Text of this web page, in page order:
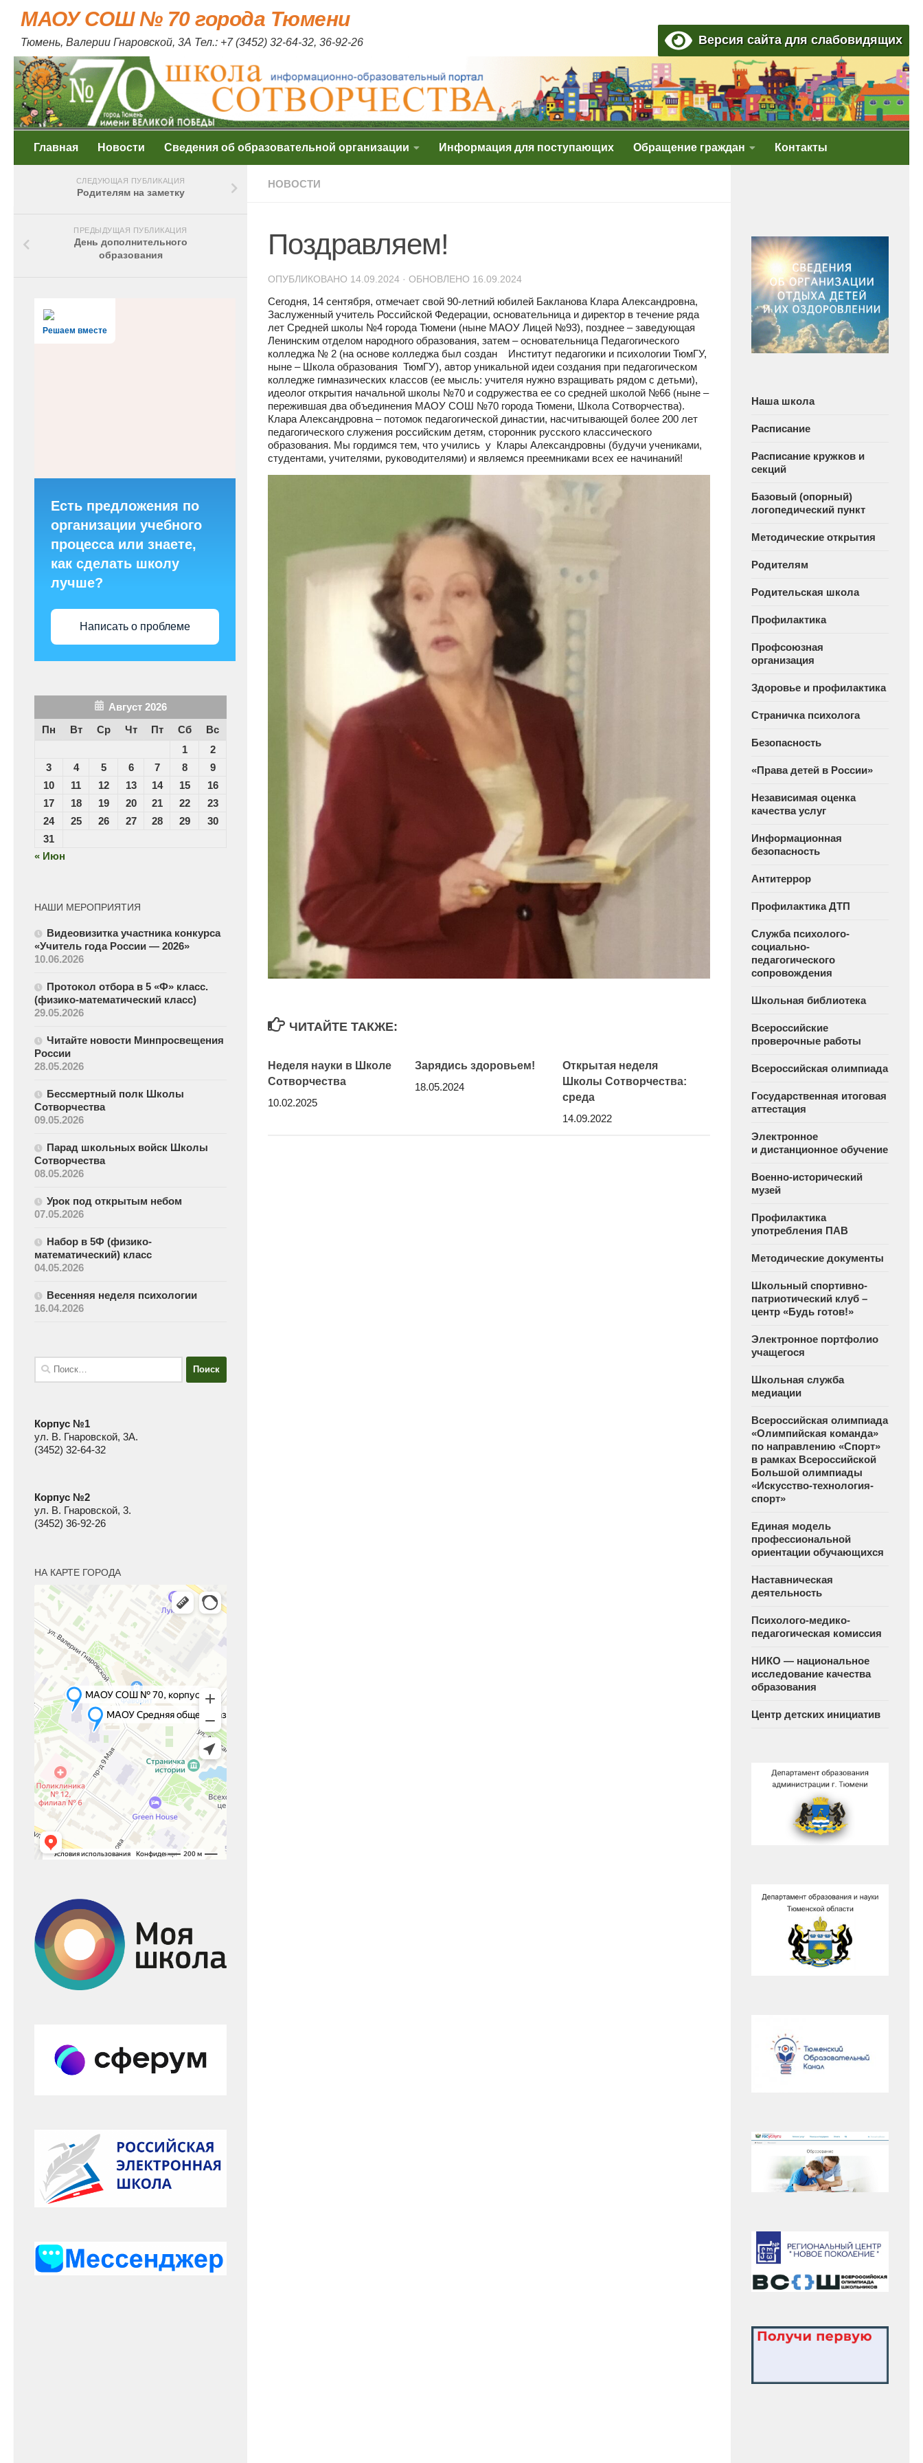
Skip to content
МАОУ СОШ № 70 города Тюмени
Тюмень, Валерии Гнаровской, 3А Тел.: +7 (3452) 32-64-32, 36-92-26 Версия сайта для слабовидящих
Главная Новости Сведения об образовательной организации Информация для поступающих Обращение граждан Контакты
НОВОСТИ
Поздравляем!
ОПУБЛИКОВАНО 14.09.2024 · ОБНОВЛЕНО 16.09.2024
Сегодня, 14 сентября, отмечает свой 90-летний юбилей Бакланова Клара Александровна,
Заслуженный учитель Российской Федерации, основательница и директор в течение ряда
лет Средней школы №4 города Тюмени (ныне МАОУ Лицей №93), позднее – заведующая
Ленинским отделом народного образования, затем – основательница Педагогического
колледжа № 2 (на основе колледжа был создан Институт педагогики и психологии ТюмГУ,
ныне – Школа образования ТюмГУ), автор уникальной идеи создания при педагогическом
колледже гимназических классов (ее мысль: учителя нужно взращивать рядом с детьми),
идеолог открытия начальной школы №70 и содружества ее со средней школой №66 (ныне –
пережившая два объединения МАОУ СОШ №70 города Тюмени, Школа Сотворчества).
Клара Александровна – потомок педагогической династии, насчитывающей более 200 лет
педагогического служения российским детям, сторонник русского классического
образования. Мы гордимся тем, что учились у Клары Александровны (будучи учениками,
студентами, учителями, руководителями) и являемся преемниками всех ее начинаний!
ЧИТАЙТЕ ТАКЖЕ:
Неделя науки в Школе
Сотворчества
10.02.2025
Зарядись здоровьем!
18.05.2024
Открытая неделя
Школы Сотворчества:
среда
14.09.2022
СЛЕДУЮЩАЯ ПУБЛИКАЦИЯ
Родителям на заметку
ПРЕДЫДУЩАЯ ПУБЛИКАЦИЯ
День дополнительного
образования
Решаем вместе
Есть предложения по
организации учебного
процесса или знаете,
как сделать школу
лучше?
Написать о проблеме
Август 2026
Пн
Вт Ср Чт Пт Сб
Вс
1
2
3
4 5 6 7 8
9
10
11 12 13 14 15
16
17
18 19 20 21 22
23
24
25 26 27 28 29
30
31
« Июн
НАШИ МЕРОПРИЯТИЯ
Видеовизитка участника конкурса
«Учитель года России — 2026»
10.06.2026
Протокол отбора в 5 «Ф» класс.
(физико-математический класс)
29.05.2026
Читайте новости Минпросвещения
России
28.05.2026
Бессмертный полк Школы
Сотворчества
09.05.2026
Парад школьных войск Школы
Сотворчества
08.05.2026
Урок под открытым небом
07.05.2026
Набор в 5Ф (физико-
математический) класс
04.05.2026
Весенняя неделя психологии
16.04.2026
Найти:
Корпус №1
ул. В. Гнаровской, 3А.
(3452) 32-64-32
Корпус №2
ул. В. Гнаровской, 3.
(3452) 36-92-26
НА КАРТЕ ГОРОДА
Наша школа
Расписание
Расписание кружков и
секций
Базовый (опорный)
логопедический пункт
Методические открытия
Родителям
Родительская школа
Профилактика
Профсоюзная
организация
Здоровье и профилактика
Страничка психолога
Безопасность
«Права детей в России»
Независимая оценка
качества услуг
Информационная
безопасность
Антитеррор
Профилактика ДТП
Служба психолого-
социально-
педагогического
сопровождения
Школьная библиотека
Всероссийские
проверочные работы
Всероссийская олимпиада
Государственная итоговая
аттестация
Электронное
и дистанционное обучение
Военно-исторический
музей
Профилактика
употребления ПАВ
Методические документы
Школьный спортивно-
патриотический клуб –
центр «Будь готов!»
Электронное портфолио
учащегося
Школьная служба
медиации
Всероссийская олимпиада
«Олимпийская команда»
по направлению «Спорт»
в рамках Всероссийской
Большой олимпиады
«Искусство-технология-
спорт»
Единая модель
профессиональной
ориентации обучающихся
Наставническая
деятельность
Психолого-медико-
педагогическая комиссия
НИКО — национальное
исследование качества
образования
Центр детских инициатив